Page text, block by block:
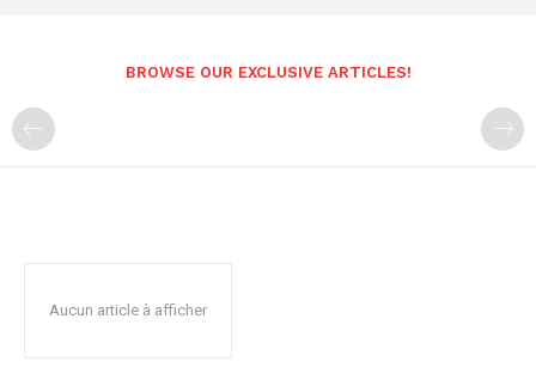
BROWSE OUR EXCLUSIVE ARTICLES!
Aucun article à afficher